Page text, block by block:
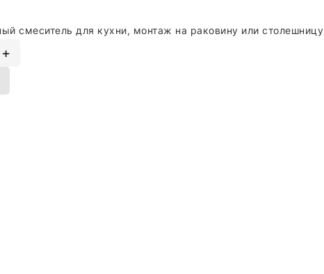
смеситель для кухни, монтаж на раковину или столешницу
+